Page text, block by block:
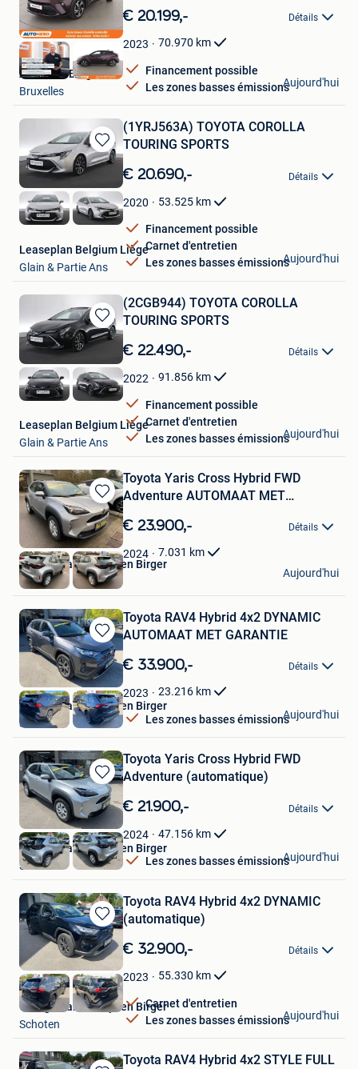
dans
Mes
Favoris
€ 20.199,- Détails
2023 70.970 km
Financement possible
Les zones basses émissions
Autohero België
Bruxelles
Aujourd'hui
Sauvegarder
dans
Favoris
(1YRJ563A) TOYOTA COROLLA
TOURING SPORTS
€ 20.690,- Détails
2020 53.525 km
Financement possible
Carnet d'entretien
Les zones basses émissions
Leaseplan Belgium Liège
Glain & Partie Ans
Aujourd'hui
Sauvegarder
dans
Favoris
(2CGB944) TOYOTA COROLLA
TOURING SPORTS
€ 22.490,- Détails
2022 91.856 km
Financement possible
Carnet d'entretien
Les zones basses émissions
Leaseplan Belgium Liège
Glain & Partie Ans
Aujourd'hui
Sauvegarder
dans
Mes
Favoris
Toyota Yaris Cross Hybrid FWD
Adventure AUTOMAAT MET
€ 23.900,- Détails
2024 7.031 km
Garage Vanderheyden Birger
Schoten
Aujourd'hui
Sauvegarder
dans
Mes
Favoris
Toyota RAV4 Hybrid 4x2 DYNAMIC
AUTOMAAT MET GARANTIE
€ 33.900,- Détails
2023 23.216 km
Les zones basses émissions
Garage Vanderheyden Birger
Schoten
Aujourd'hui
Sauvegarder
dans
Mes
Favoris
Toyota Yaris Cross Hybrid FWD
Adventure (automatique)
€ 21.900,- Détails
2024 47.156 km
Les zones basses émissions
Garage Vanderheyden Birger
Schoten
Aujourd'hui
Sauvegarder
dans
Mes
Favoris
Toyota RAV4 Hybrid 4x2 DYNAMIC
(automatique)
€ 32.900,- Détails
2023 55.330 km
Carnet d'entretien
Les zones basses émissions
Garage Vanderheyden Birger
Schoten
Aujourd'hui
Toyota RAV4 Hybrid 4x2 STYLE FULL